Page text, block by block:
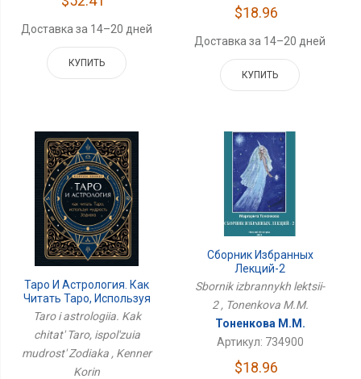
Доставка за 14–20 дней
КУПИТЬ
$18.96
Доставка за 14–20 дней
КУПИТЬ
Таро И Астрология. Как
Читать Таро, Используя
Мудрость Зодиака
Taro i astrologiia. Kak
chitat' Taro, ispol'zuia
mudrost' Zodiaka , Kenner
Korin
Сборник Избранных
Лекций-2
Sbornik izbrannykh lektsii-
2 , Tonenkova M.M.
Тоненкова М.М.
Артикул: 734900
$18.96